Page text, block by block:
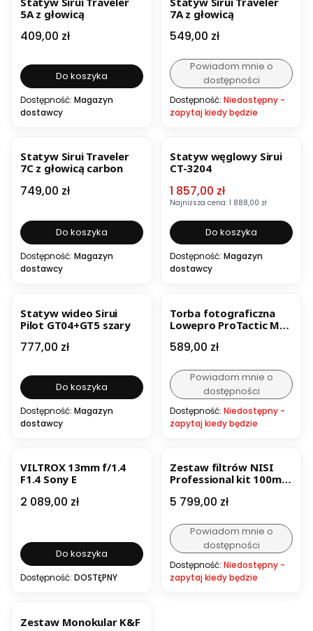
5A z głowicą
Cena
409,00 zł
Do koszyka
Dostępność: Magazyn
dostawcy
7A z głowicą
Cena
549,00 zł
Powiadom mnie o
dostępności
Dostępność: Niedostępny -
zapytaj kiedy będzie
Statyw Sirui Traveler
7C z głowicą carbon
Cena
749,00 zł
Do koszyka
Dostępność: Magazyn
dostawcy
Statyw węglowy Sirui
CT-3204
Cena promocyjna
1 857,00 zł
Najniższa cena: 1 888,00 zł
Do koszyka
Dostępność: Magazyn
dostawcy
Statyw wideo Sirui
Pilot GT04+GT5 szary
Cena
777,00 zł
Do koszyka
Dostępność: Magazyn
dostawcy
Torba fotograficzna
Lowepro ProTactic MG
Cena
589,00 zł
Powiadom mnie o
dostępności
Dostępność: Niedostępny -
zapytaj kiedy będzie
VILTROX 13mm f/1.4
F1.4 Sony E
Cena
2 089,00 zł
Do koszyka
Dostępność: DOSTĘPNY
Zestaw filtrów NISI
Professional kit 100mm
Cena
5 799,00 zł
Powiadom mnie o
dostępności
Dostępność: Niedostępny -
zapytaj kiedy będzie
Zestaw Monokular K&F